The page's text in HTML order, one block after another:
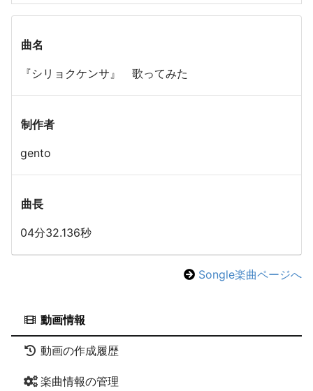
曲名
『シリョクケンサ』 歌ってみた
制作者
gento
曲長
04分32.136秒
Songle楽曲ページへ
動画情報
動画の作成履歴
楽曲情報の管理